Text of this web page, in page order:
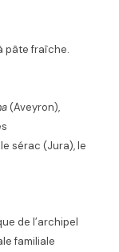
pâte fraîche.
(Aveyron),
sérac (Jura), le
de l’archipel
familiale